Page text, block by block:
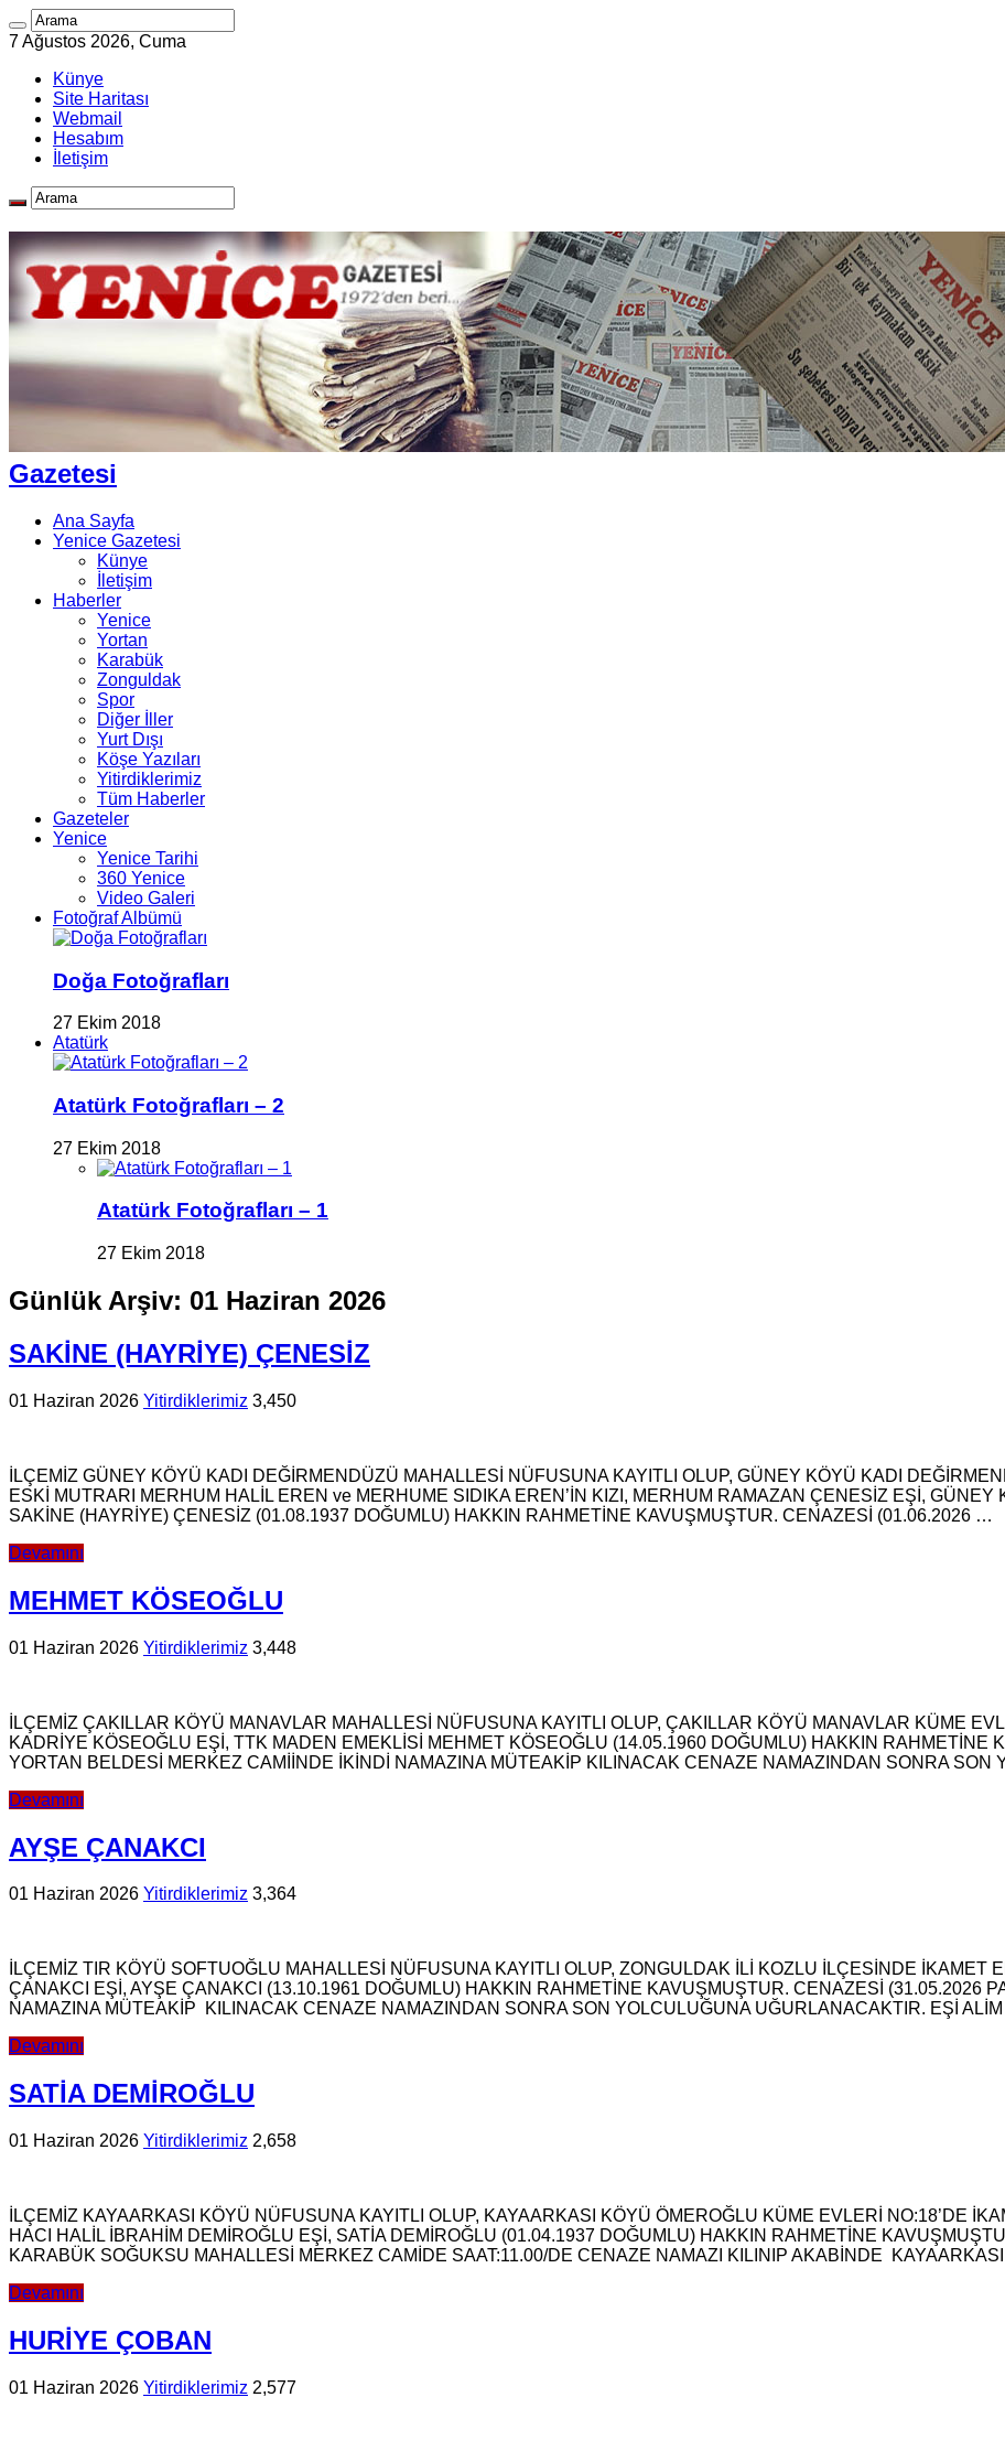
7 Ağustos 2026, Cuma
Künye
Site Haritası
Webmail
Hesabım
İletişim
Gazetesi
Ana Sayfa
Yenice Gazetesi
Künye
İletişim
Haberler
Yenice
Yortan
Karabük
Zonguldak
Spor
Diğer İller
Yurt Dışı
Köşe Yazıları
Yitirdiklerimiz
Tüm Haberler
Gazeteler
Yenice
Yenice Tarihi
360 Yenice
Video Galeri
Fotoğraf Albümü
Doğa Fotoğrafları
27 Ekim 2018
Atatürk
Atatürk Fotoğrafları – 2
27 Ekim 2018
Atatürk Fotoğrafları – 1
27 Ekim 2018
Günlük Arşiv: 01 Haziran 2026
SAKİNE (HAYRİYE) ÇENESİZ
01 Haziran 2026 Yitirdiklerimiz 3,450
İLÇEMİZ GÜNEY KÖYÜ KADI DEĞİRMENDÜZÜ MAHALLESİ NÜFUSUNA KAYITLI OLUP, GÜNEY KÖYÜ KADI
ESKİ MUTRARI MERHUM HALİL EREN ve MERHUME SIDIKA EREN’İN KIZI, MERHUM RAMAZAN ÇENESİZ EŞİ, GÜNEY
SAKİNE (HAYRİYE) ÇENESİZ (01.08.1937 DOĞUMLU) HAKKIN RAHMETİNE KAVUŞMUŞTUR. CENAZESİ (01.06.2026 …
Devamını
MEHMET KÖSEOĞLU
01 Haziran 2026 Yitirdiklerimiz 3,448
İLÇEMİZ ÇAKILLAR KÖYÜ MANAVLAR MAHALLESİ NÜFUSUNA KAYITLI OLUP, ÇAKILLAR KÖYÜ MANAVLAR KÜME
KADRİYE KÖSEOĞLU EŞİ, TTK MADEN EMEKLİSİ MEHMET KÖSEOĞLU (14.05.1960 DOĞUMLU) HAKKIN RAHMETİNE
YORTAN BELDESİ MERKEZ CAMİİNDE İKİNDİ NAMAZINA MÜTEAKİP KILINACAK CENAZE NAMAZINDAN SONRA
Devamını
AYŞE ÇANAKCI
01 Haziran 2026 Yitirdiklerimiz 3,364
İLÇEMİZ TIR KÖYÜ SOFTUOĞLU MAHALLESİ NÜFUSUNA KAYITLI OLUP, ZONGULDAK İLİ KOZLU İLÇESİNDE İKAMET
ÇANAKCI EŞİ, AYŞE ÇANAKCI (13.10.1961 DOĞUMLU) HAKKIN RAHMETİNE KAVUŞMUŞTUR. CENAZESİ (31.05.2026
NAMAZINA MÜTEAKİP KILINACAK CENAZE NAMAZINDAN SONRA SON YOLCULUĞUNA UĞURLANACAKTIR. EŞİ
Devamını
SATİA DEMİROĞLU
01 Haziran 2026 Yitirdiklerimiz 2,658
İLÇEMİZ KAYAARKASI KÖYÜ NÜFUSUNA KAYITLI OLUP, KAYAARKASI KÖYÜ ÖMEROĞLU KÜME EVLERİ NO:18’DE
HACI HALİL İBRAHİM DEMİROĞLU EŞİ, SATİA DEMİROĞLU (01.04.1937 DOĞUMLU) HAKKIN RAHMETİNE
KARABÜK SOĞUKSU MAHALLESİ MERKEZ CAMİDE SAAT:11.00/DE CENAZE NAMAZI KILINIP AKABİNDE
Devamını
HURİYE ÇOBAN
01 Haziran 2026 Yitirdiklerimiz 2,577